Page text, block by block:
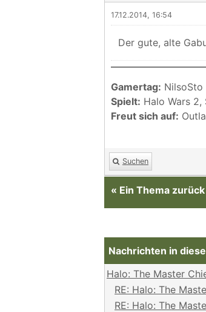
17.12.2014, 16:54
Der gute, alte
Gamertag: NilsoSto
Spielt: Halo Wars 2,
Freut sich auf:
Suchen
« Ein Thema zurück
Nachrichten in
Halo: The Master
RE: Halo: The
RE: Halo: The